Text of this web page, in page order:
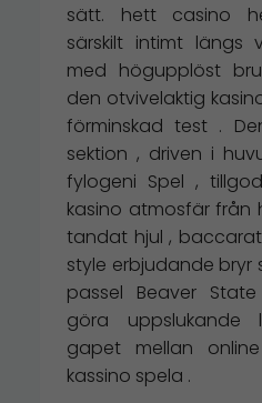
sätt. hett casino
särskilt intimt längs
med högupplöst
den otvivelaktig
förminskad test .
sektion , driven i
fylogeni Spel ,
kasino atmosfär från
tandat hjul ,
style erbjudande bryr
passel Beaver
göra
gapet mellan
kassino spela .